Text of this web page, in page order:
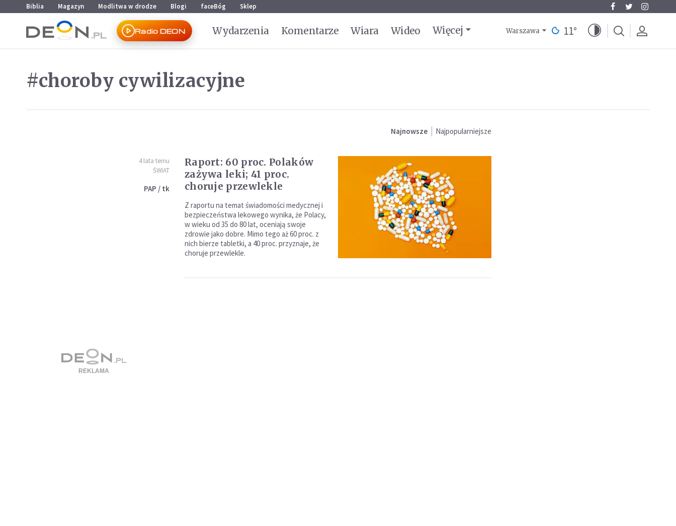
Przejdź do menu głównego
Przejdź do treści
Biblia Magazyn Modlitwa w drodze Blogi faceBóg Sklep
Radio DEON Wydarzenia Komentarze Wiara Wideo Więcej Warszawa 11°
#choroby cywilizacyjne
Najnowsze Najpopularniejsze
4 lata temu
ŚWIAT
PAP / tk
Raport: 60 proc. Polaków
zażywa leki; 41 proc.
choruje przewlekle
Z raportu na temat świadomości medycznej i
bezpieczeństwa lekowego wynika, że Polacy,
w wieku od 35 do 80 lat, oceniają swoje
zdrowie jako dobre. Mimo tego aż 60 proc. z
nich bierze tabletki, a 40 proc. przyznaje, że
choruje przewlekle.